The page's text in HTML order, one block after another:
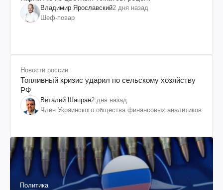
Владимир Ярославский2 дня назад
Шеф-повар
Новости россии
Топливный кризис ударил по сельскому хозяйству
РФ
Виталий Шапран2 дня назад
Член Украинского общества финансовых аналитиков
Политика